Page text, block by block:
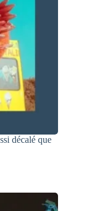
décalé que